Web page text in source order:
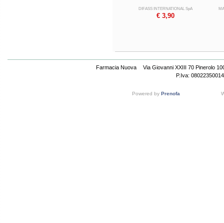
DIFASS INTERNATIONAL SpA
€ 3,90
Farmacia Nuova
Via Giovanni XXIII 70 Pinerolo
P.Iva: 08022350014
Powered by Prenofa